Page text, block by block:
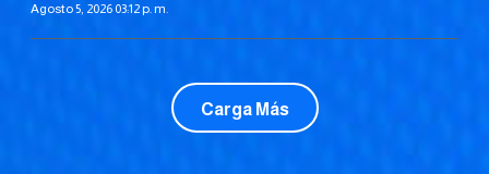
Agosto 5, 2026 03:12 p. m.
Carga Más